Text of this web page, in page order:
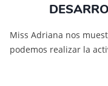
Miss Adriana nos
podemos realizar la